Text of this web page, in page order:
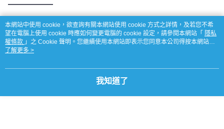
熱門標籤
本網站中使用 cookie，欲查詢有關本網站使用 cookie 方式之詳情，及若您不希
望在電腦上使用 cookie 時應如何變更電腦的 cookie 設定，請參閱本網站「 隱私
權條款 」之 Cookie 聲明。您繼續使用本網站即表示您同意本公司得按本網站使
用條款之 Cookie 聲明使用 cookie。
了解更多 >
我知道了